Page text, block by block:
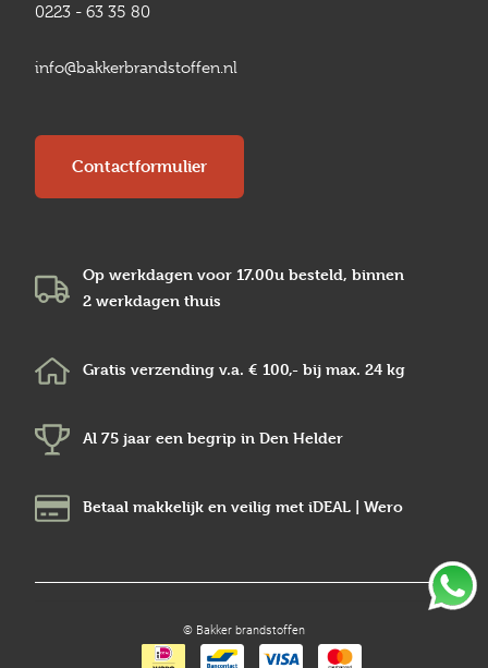
0223 - 63 35 80
info@bakkerbrandstoffen.nl
Contactformulier
Op werkdagen voor 17.00u besteld, binnen
2 werkdagen thuis
Gratis verzending v.a. € 100,- bij max. 24 kg
Al 75 jaar een begrip in Den Helder
Betaal makkelijk en veilig met iDEAL | Wero
© Bakker brandstoffen